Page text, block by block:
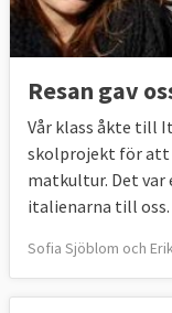
Resan gav
Vår klass åkte till
skolprojekt för att
matkultur. Det var
italienarna till oss.
Sofia Sjöblom och